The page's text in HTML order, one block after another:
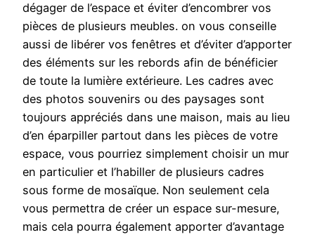
dégager de l’espace et éviter d’encombrer vos
pièces de plusieurs meubles. on vous conseille
aussi de libérer vos fenêtres et d’éviter d’apporter
des éléments sur les rebords afin de bénéficier
de toute la lumière extérieure. Les cadres avec
des photos souvenirs ou des paysages sont
toujours appréciés dans une maison, mais au lieu
d’en éparpiller partout dans les pièces de votre
espace, vous pourriez simplement choisir un mur
en particulier et l’habiller de plusieurs cadres
sous forme de mosaïque. Non seulement cela
vous permettra de créer un espace sur-mesure,
mais cela pourra également apporter d’avantage